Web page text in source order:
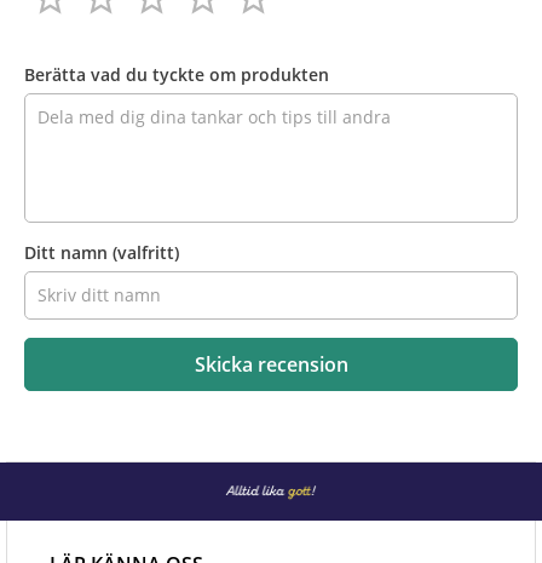
produkten
Berätta vad du tyckte om produkten
Ditt namn (valfritt)
Skicka recension